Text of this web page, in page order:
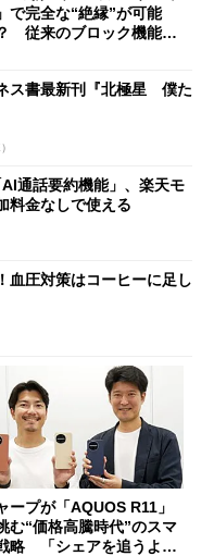
で完全な“絶縁”が可能
従来のブロック機能と
ス書最新刊『北極星 僕た
通話要約機能」、楽天モ
料金なしで使える
血圧対策はコーヒーに足し
ープが「AQUOS R11」
む“価格高騰時代”のスマ
略 「シェアを追うより